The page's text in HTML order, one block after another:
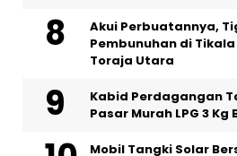
Akui Perbuatannya,
Pembunuhan di
Toraja Utara
Kabid Perdagangan
Pasar Murah LPG 3 Kg
Mobil Tangki Solar